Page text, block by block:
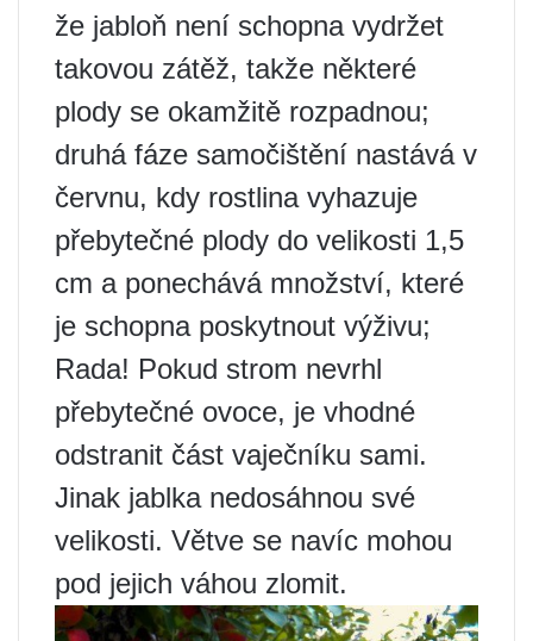
že jabloň není schopna vydržet
takovou zátěž, takže některé
plody se okamžitě rozpadnou;
druhá fáze samočištění nastává v
červnu, kdy rostlina vyhazuje
přebytečné plody do velikosti 1,5
cm a ponechává množství, které
je schopna poskytnout výživu;
Rada! Pokud strom nevrhl
přebytečné ovoce, je vhodné
odstranit část vaječníku sami.
Jinak jablka nedosáhnou své
velikosti. Větve se navíc mohou
pod jejich váhou zlomit.